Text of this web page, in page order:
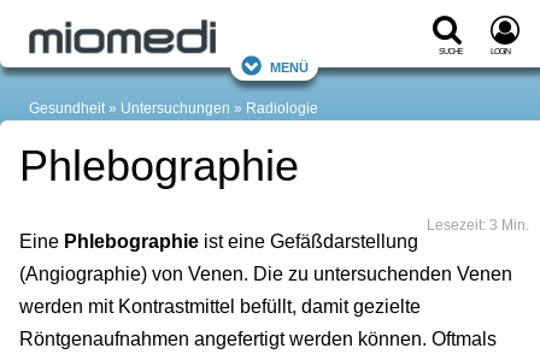
Suche Login
Menü
Gesundheit Untersuchungen Radiologie
Phlebographie
Lesezeit: 3 Min.
Eine Phlebographie ist eine Gefäßdarstellung
(Angiographie) von Venen. Die zu untersuchenden Venen
werden mit Kontrastmittel befüllt, damit gezielte
Röntgenaufnahmen angefertigt werden können. Oftmals